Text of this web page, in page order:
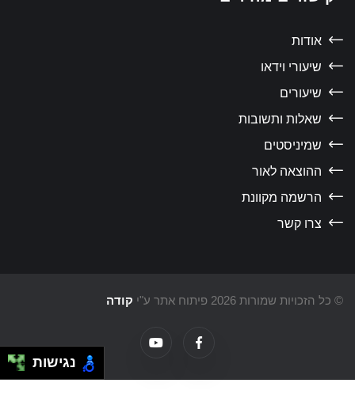
אודות
שיעורי וידאו
שיעורים
שאלות ותשובות
שמיניסטים
ההוצאה לאור
הרשמה מקוונת
צרו קשר
הזכויות שמורות 2026 פיתוח אתר ע"י קודה
נגישות